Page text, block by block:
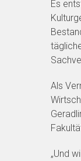
Es
Als
„Und